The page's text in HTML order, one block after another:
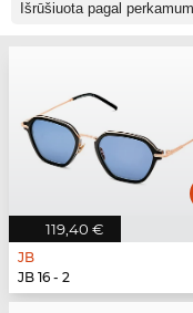
119,40 €
JB
JB 16 - 2